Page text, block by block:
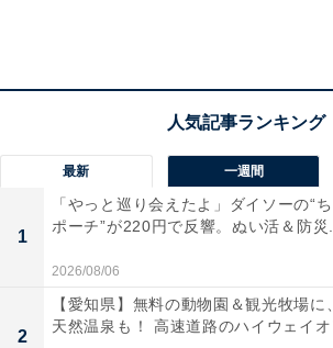
最新 一週間
1
「やっと巡り会えたよ」ダイソーの“
ポーチ”が220円で反響。ぬい活＆防災
2026/08/06
2
【愛知県】無料の動物園＆観光牧場に
天然温泉も！ 高速道路のハイウェイ